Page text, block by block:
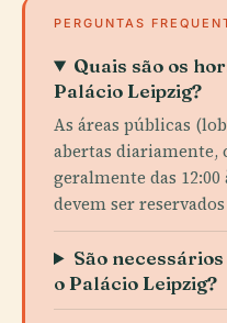
PERGUNTAS
Quais são os
Palácio Leipzig?
As áreas públicas
abertas diariamente,
geralmente das 12:00
devem ser
São
o Palácio Leipzig?